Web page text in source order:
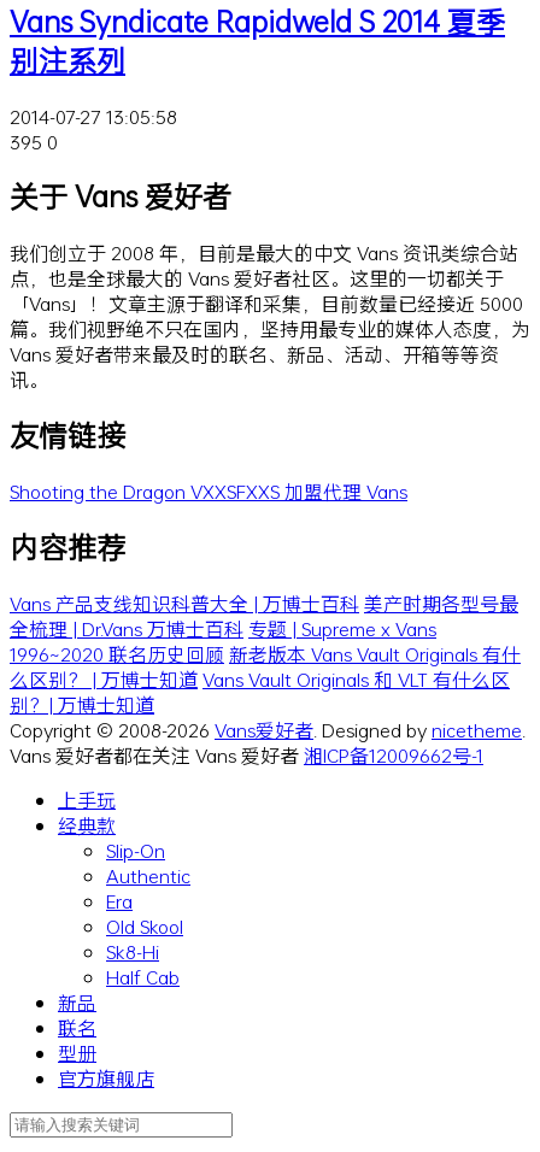
Vans Syndicate Rapidweld S 2014 夏季
别注系列
2014-07-27 13:05:58
395 0
关于 Vans 爱好者
我们创立于 2008 年，目前是最大的中文 Vans 资讯类综合站
点，也是全球最大的 Vans 爱好者社区。这里的一切都关于
「Vans」！文章主源于翻译和采集，目前数量已经接近 5000
篇。我们视野绝不只在国内，坚持用最专业的媒体人态度，为
Vans 爱好者带来最及时的联名、新品、活动、开箱等等资
讯。
友情链接
Shooting the Dragon VXXSFXXS加盟代理 Vans
内容推荐
Vans 产品支线知识科普大全 | 万博士百科美产时期各型号最
全梳理 | Dr.Vans 万博士百科 专题 | Supreme x Vans
1996~2020 联名历史回顾 新老版本 Vans Vault Originals 有什
么区别？ | 万博士知道Vans Vault Originals 和 VLT 有什么区
别？| 万博士知道
Copyright © 2008-2026 Vans爱好者 . Designed bynicetheme
Vans 爱好者都在关注 Vans 爱好者湘ICP备12009662号-1
上手玩
经典款
Slip-On
Authentic
Era
Old Skool
Sk8-Hi
Half Cab
新品
联名
型册
官方旗舰店